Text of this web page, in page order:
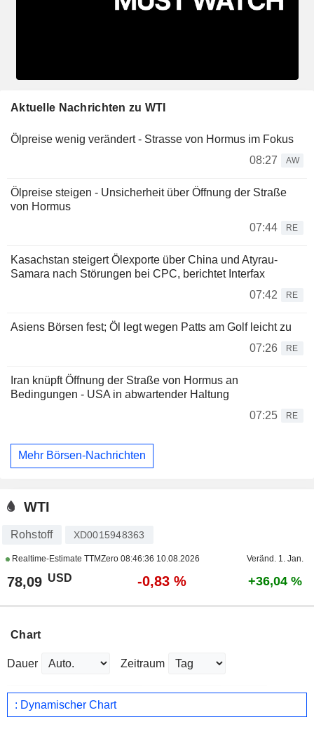
Aktuelle Nachrichten zu WTI
Ölpreise wenig verändert - Strasse von Hormus im Fokus
08:27
AW
Ölpreise steigen - Unsicherheit über Öffnung der Straße
von Hormus
07:44
RE
Kasachstan steigert Ölexporte über China und Atyrau-
Samara nach Störungen bei CPC, berichtet Interfax
07:42
RE
Asiens Börsen fest; Öl legt wegen Patts am Golf leicht zu
07:26
RE
Iran knüpft Öffnung der Straße von Hormus an
Bedingungen - USA in abwartender Haltung
07:25
RE
Mehr Börsen-Nachrichten
WTI
Rohstoff XD0015948363
Realtime-Estimate TTMZero 08:46:36 10.08.2026 Veränd. 1. Jan.
78,09 USD -0,83 % +36,04 %
Chart
Dauer Zeitraum
: Dynamischer Chart